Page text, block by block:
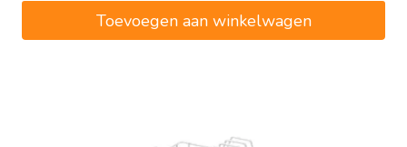
Toevoegen aan winkelwagen